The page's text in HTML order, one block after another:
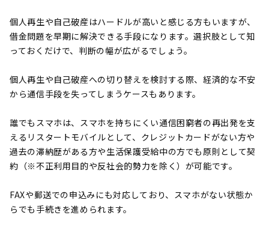
個人再生や自己破産はハードルが高いと感じる方もいますが、
借金問題を早期に解決できる手段になります。選択肢として知
っておくだけで、判断の幅が広がるでしょう。
個人再生や自己破産への切り替えを検討する際、経済的な不安
から通信手段を失ってしまうケースもあります。
誰でもスマホは、スマホを持ちにくい通信困窮者の再出発を支
えるリスタートモバイルとして、クレジットカードがない方や
過去の滞納歴がある方や生活保護受給中の方でも原則として契
約（※不正利用目的や反社会的勢力を除く）が可能です。
FAXや郵送での申込みにも対応しており、スマホがない状態か
らでも手続きを進められます。